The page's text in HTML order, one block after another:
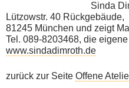
Sinda
Lützowstr. 40 Rückgebäude,
81245 München und zeigt
Tel. 089-8203468, die
www.sindadimroth.de
zurück zur Seite Offene